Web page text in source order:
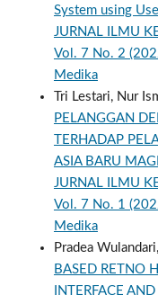
System using
JURNAL ILMU
Vol. 7 No. 2
Medika
Tri Lestari, Nur
PELANGGAN
TERHADAP
ASIA BARU
JURNAL ILMU
Vol. 7 No. 1
Medika
Pradea Wulandari,
BASED RETNO
INTERFACE